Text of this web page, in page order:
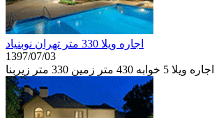
اجاره ويلا 330 متر تهران نوبنياد
1397/07/03
اجاره ويلا 5 خوابه 430 متر زمین 330 متر زیربنا